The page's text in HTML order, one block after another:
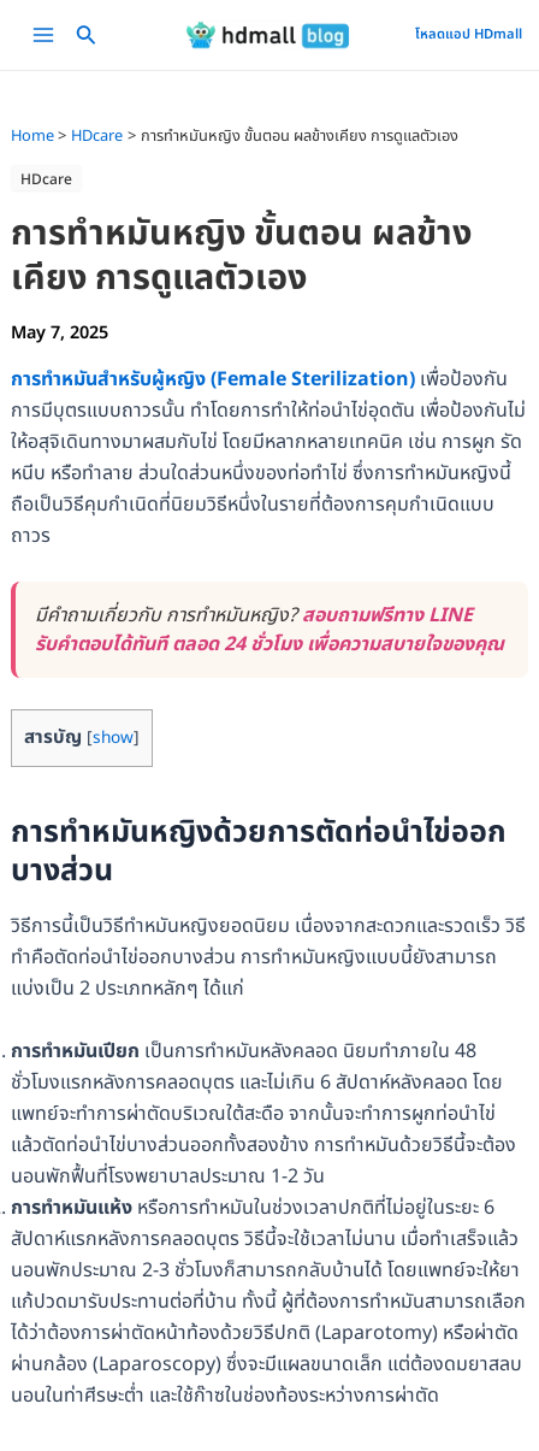
Main
โหลดแอป HDmall
Home HDcare การทําหมันหญิง ขั้นตอน ผลข้างเคียง การดูแลตัวเอง
HDcare
การทําหมันหญิง ขั้นตอน ผลข้าง
เคียง การดูแลตัวเอง
May 7, 2025
การทำหมันสำหรับผู้หญิง (Female Sterilization) เพื่อป้องกัน
การมีบุตรแบบถาวรนั้น ทำโดยการทำให้ท่อนำไข่อุดตัน เพื่อป้องกันไม่
ให้อสุจิเดินทางมาผสมกับไข่ โดยมีหลากหลายเทคนิค เช่น การผูก รัด
หนีบ หรือทำลาย ส่วนใดส่วนหนึ่งของท่อทำไข่ ซึ่งการทำหมันหญิงนี้
ถือเป็นวิธีคุมกำเนิดที่นิยมวิธีหนึ่งในรายที่ต้องการคุมกำเนิดแบบ
ถาวร
มีคำถามเกี่ยวกับ การทำหมันหญิง?สอบถามฟรีทาง LINE
รับคำตอบได้ทันที ตลอด 24 ชั่วโมง เพื่อความสบายใจของคุณ
สารบัญ [show]
การทำหมันหญิงด้วยการตัดท่อนำไข่ออก
บางส่วน
วิธีการนี้เป็นวิธีทำหมันหญิงยอดนิยม เนื่องจากสะดวกและรวดเร็ว วิธี
ทำคือตัดท่อนำไข่ออกบางส่วน การทำหมันหญิงแบบนี้ยังสามารถ
แบ่งเป็น 2 ประเภทหลักๆ ได้แก่
การทำหมันเปียก เป็นการทำหมันหลังคลอด นิยมทำภายใน 48
ชั่วโมงแรกหลังการคลอดบุตร และไม่เกิน 6 สัปดาห์หลังคลอด โดย
แพทย์จะทำการผ่าตัดบริเวณใต้สะดือ จากนั้นจะทำการผูกท่อนำไข่
แล้วตัดท่อนำไข่บางส่วนออกทั้งสองข้าง การทำหมันด้วยวิธีนี้จะต้อง
นอนพักฟื้นที่โรงพยาบาลประมาณ 1-2 วัน
การทำหมันแห้งหรือการทำหมันในช่วงเวลาปกติที่ไม่อยู่ในระยะ 6
สัปดาห์แรกหลังการคลอดบุตร วิธีนี้จะใช้เวลาไม่นาน เมื่อทำเสร็จแล้ว
นอนพักประมาณ 2-3 ชั่วโมงก็สามารถกลับบ้านได้ โดยแพทย์จะให้ยา
แก้ปวดมารับประทานต่อที่บ้าน ทั้งนี้ ผู้ที่ต้องการทำหมันสามารถเลือก
ได้ว่าต้องการผ่าตัดหน้าท้องด้วยวิธีปกติ (Laparotomy) หรือผ่าตัด
ผ่านกล้อง (Laparoscopy) ซึ่งจะมีแผลขนาดเล็ก แต่ต้องดมยาสลบ
นอนในท่าศีรษะต่ำ และใช้ก๊าซในช่องท้องระหว่างการผ่าตัด